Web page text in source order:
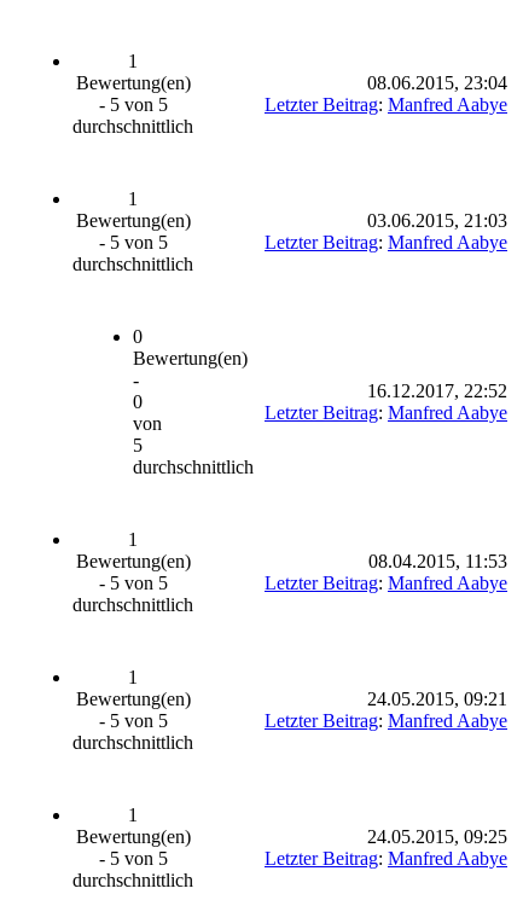
1
Bewertung(en)
- 5 von 5
durchschnittlich
08.06.2015, 23:04
Letzter Beitrag: Manfred Aabye
1
Bewertung(en)
- 5 von 5
durchschnittlich
03.06.2015, 21:03
Letzter Beitrag: Manfred Aabye
0
Bewertung(en)
-
0
von
5
durchschnittlich
16.12.2017, 22:52
Letzter Beitrag: Manfred Aabye
1
Bewertung(en)
- 5 von 5
durchschnittlich
08.04.2015, 11:53
Letzter Beitrag: Manfred Aabye
1
Bewertung(en)
- 5 von 5
durchschnittlich
24.05.2015, 09:21
Letzter Beitrag: Manfred Aabye
1
Bewertung(en)
- 5 von 5
durchschnittlich
24.05.2015, 09:25
Letzter Beitrag: Manfred Aabye